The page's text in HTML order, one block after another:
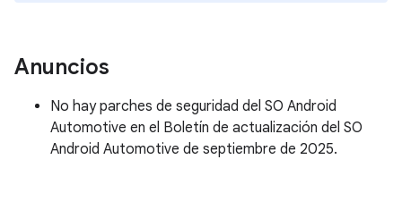
Anuncios
No hay parches de seguridad del SO Android
Automotive en el Boletín de actualización del SO
Android Automotive de septiembre de 2025.